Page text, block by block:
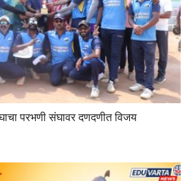
परभणी संघावर दणदणीत विजय